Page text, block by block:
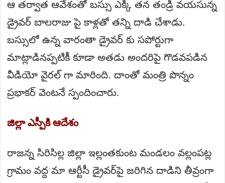
ఆ తర్వాత ఆవేశంతో బస్సు ఎక్కి తన తండ్రి వయసున్న
డ్రైవర్ బాలరాజు పై కాళ్లతో తన్ని దాడి చేశాడు.
బస్సులో ఉన్న వారంతా డ్రైవర్ కు సపోర్టుగా
మాట్లాడినప్పటికీ కూడా అతడు అందరిపై గొడవపడిన
వీడియో వైరల్ గా మారింది. దాంతో మంత్రి పొన్నం
ప్రభాకర్ వెంటనే స్పందించారు.
జిల్లా ఎస్పీకి ఆదేశం
రాజన్న సిరిసిల్ల జిల్లా ఇల్లంతకుంట మండలం వల్లంపట్ల
గ్రామం వద్ద మా ఆర్టీసీ డ్రైవర్‌పై జరిగిన దాడిని తీవ్రంగా